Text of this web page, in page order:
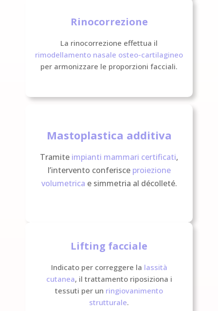
Rinocorrezione
La rinocorrezione effettua il
rimodellamento nasale osteo-cartilagineo
per armonizzare le proporzioni facciali.
Mastoplastica additiva
Tramite impianti mammari certificati,
l’intervento conferisce proiezione
volumetrica e simmetria al décolleté.
Lifting facciale
Indicato per correggere la lassità
cutanea, il trattamento riposiziona i
tessuti per un ringiovanimento
strutturale.